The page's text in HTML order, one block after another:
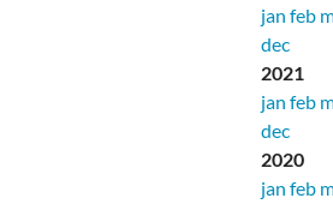
jan feb
dec
2021
jan feb
dec
2020
jan feb